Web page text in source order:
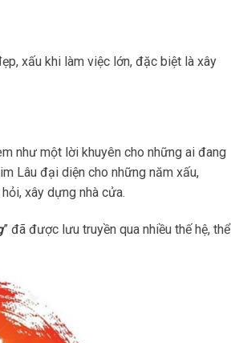
xấu khi làm việc lớn, đặc biệt là xây
như một lời khuyên cho những ai đang
Lâu đại diện cho những năm xấu,
xây dựng nhà cửa.
” đã được lưu truyền qua nhiều thế hệ, thể